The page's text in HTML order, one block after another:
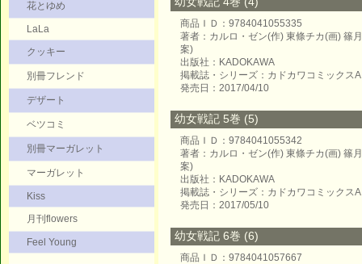
花とゆめ
LaLa
クッキー
別冊フレンド
デザート
ベツコミ
別冊マーガレット
マーガレット
Kiss
月刊flowers
Feel Young
商品ＩＤ：9784041055335
著者：カルロ・ゼン(作) 東條チカ(画) 篠
案)
出版社：KADOKAWA
掲載誌・シリーズ：カドカワコミックスA
発売日：2017/04/10
幼女戦記 5巻 (5)
商品ＩＤ：9784041055342
著者：カルロ・ゼン(作) 東條チカ(画) 篠
案)
出版社：KADOKAWA
掲載誌・シリーズ：カドカワコミックスA
発売日：2017/05/10
幼女戦記 6巻 (6)
商品ＩＤ：9784041057667